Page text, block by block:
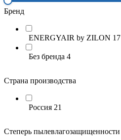
Бренд
ENERGYAIR by ZILON 17
Без бренда 4
Страна производства
Россия 21
Степерь пылевлагозащищенности